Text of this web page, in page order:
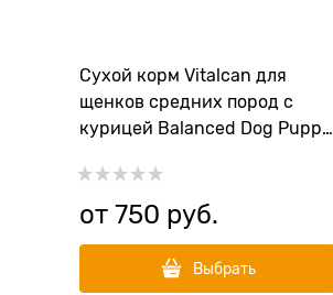
Сухой корм Vitalcan для
щенков средних пород с
курицей Balanced Dog Puppy
от 750 руб.
Выбрать